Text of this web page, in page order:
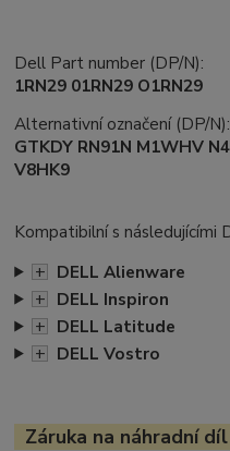
Dell Part number (DP/N):
1RN29 01RN29 O1RN29
Alternativní označení (DP/N):
GTKDY RN91N M1WHV
V8HK9
Kompatibilní s následujícími
+ DELL Alienware
+ DELL Inspiron
+ DELL Latitude
+ DELL Vostro
Záruka na náhradní